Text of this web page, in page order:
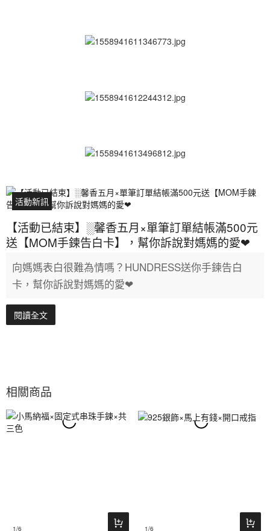
活動新訊
【活動已結束】░馨香五月×單筆訂單結帳滿500元
送【MOM手鍊告白卡】，幫你訴說對媽媽的愛❤
向媽媽表白很難為情嗎？HUNDRESS送你手鍊告白
卡，幫你訴說對媽媽的愛❤
閱讀全文
相關商品
1/6 1/6